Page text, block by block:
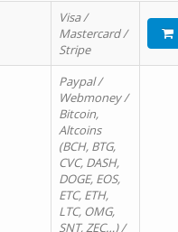
Visa /
Mastercard /
Stripe
Paypal /
Webmoney /
Bitcoin,
Altcoins
(BCH, BTG,
CVC, DASH,
DOGE, EOS,
ETC, ETH,
LTC, OMG,
SNT, ZEC…) /